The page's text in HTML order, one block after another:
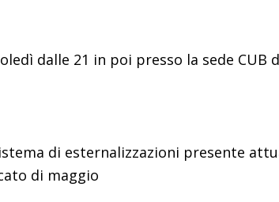
dalle 21 in poi presso la sede CUB
di esternalizzazioni presente
di maggio